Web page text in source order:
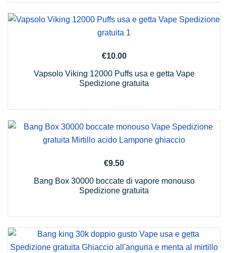
€10.00
Vapsolo Viking 12000 Puffs usa e getta Vape
Spedizione gratuita
€9.50
Bang Box 30000 boccate di vapore monouso
Spedizione gratuita